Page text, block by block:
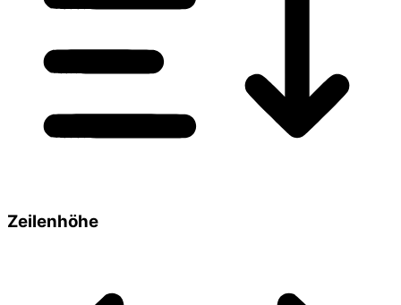
Zeilenhöhe